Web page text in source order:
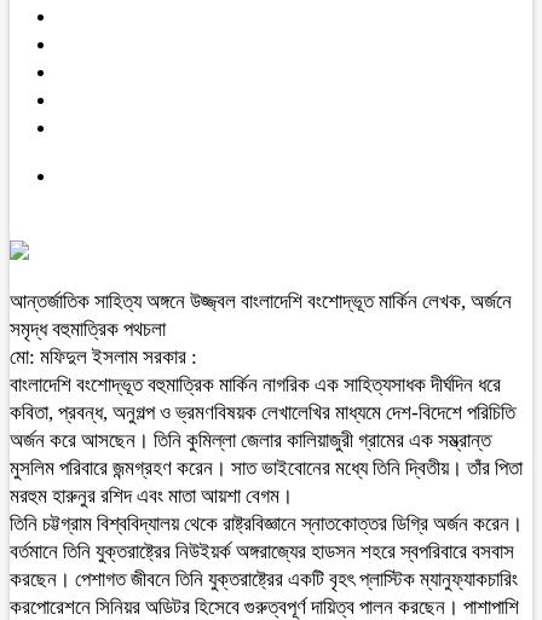
আন্তর্জাতিক সাহিত্য অঙ্গনে উজ্জ্বল বাংলাদেশি বংশোদ্ভূত মার্কিন লেখক, অর্জনে
সমৃদ্ধ বহুমাত্রিক পথচলা
মো: মফিদুল ইসলাম সরকার :
বাংলাদেশি বংশোদ্ভূত বহুমাত্রিক মার্কিন নাগরিক এক সাহিত্যসাধক দীর্ঘদিন ধরে
কবিতা, প্রবন্ধ, অনুগল্প ও ভ্রমণবিষয়ক লেখালেখির মাধ্যমে দেশ-বিদেশে পরিচিতি
অর্জন করে আসছেন। তিনি কুমিল্লা জেলার কালিয়াজুরী গ্রামের এক সম্ভ্রান্ত
মুসলিম পরিবারে জন্মগ্রহণ করেন। সাত ভাইবোনের মধ্যে তিনি দ্বিতীয়। তাঁর পিতা
মরহুম হারুনুর রশিদ এবং মাতা আয়শা বেগম।
তিনি চট্টগ্রাম বিশ্ববিদ্যালয় থেকে রাষ্ট্রবিজ্ঞানে স্নাতকোত্তর ডিগ্রি অর্জন করেন।
বর্তমানে তিনি যুক্তরাষ্ট্রের নিউইয়র্ক অঙ্গরাজ্যের হাডসন শহরে স্বপরিবারে বসবাস
করছেন। পেশাগত জীবনে তিনি যুক্তরাষ্ট্রের একটি বৃহৎ প্লাস্টিক ম্যানুফ্যাকচারিং
করপোরেশনে সিনিয়র অডিটর হিসেবে গুরুত্বপূর্ণ দায়িত্ব পালন করছেন। পাশাপাশি